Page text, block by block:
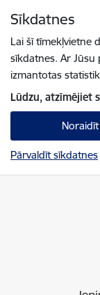
Sīkdatnes
Lai šī tīmekļvietne
sīkdatnes. Ar Jūsu
izmantotas
Lūdzu, atzīmējiet
Noraidīt
Pārvaldīt sīkdatnes